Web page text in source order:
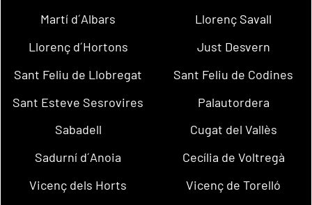
Martí d´Albars
Llorenç Savall
Llorenç d´Hortons
Just Desvern
Sant Feliu de Llobregat
Sant Feliu de Codines
Sant Esteve Sesrovires
Palautordera
Sabadell
Cugat del Vallès
Sadurní d´Anoia
Cecília de Voltregà
Vicenç dels Horts
Vicenç de Torelló